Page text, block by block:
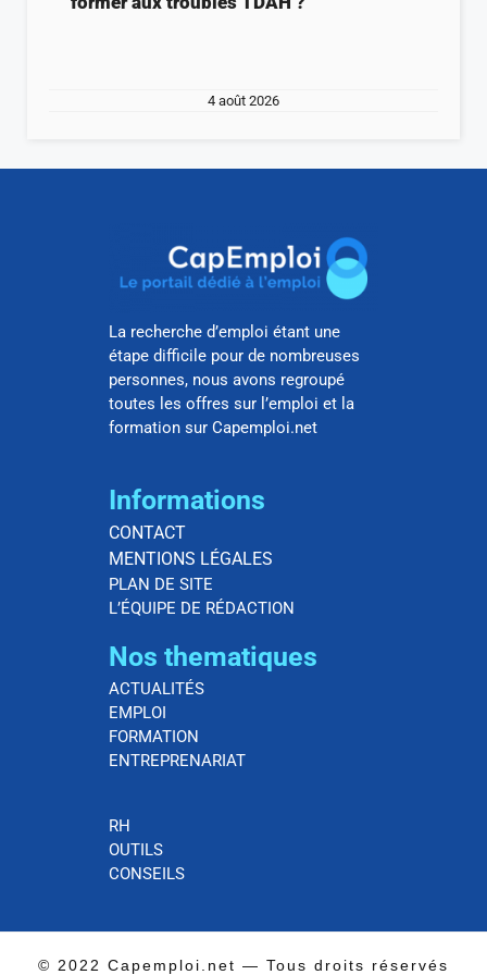
4 août 2026
La recherche d’emploi étant une
étape difficile pour de nombreuses
personnes, nous avons regroupé
toutes les offres sur l’emploi et la
formation sur Capemploi.net
Informations
CONTACT
MENTIONS LÉGALES
PLAN DE SITE
L’ÉQUIPE DE RÉDACTION
Nos thematiques
ACTUALITÉS
EMPLOI
FORMATION
ENTREPRENARIAT
RH
OUTILS
CONSEILS
© 2022 Capemploi.net — Tous droits réservés